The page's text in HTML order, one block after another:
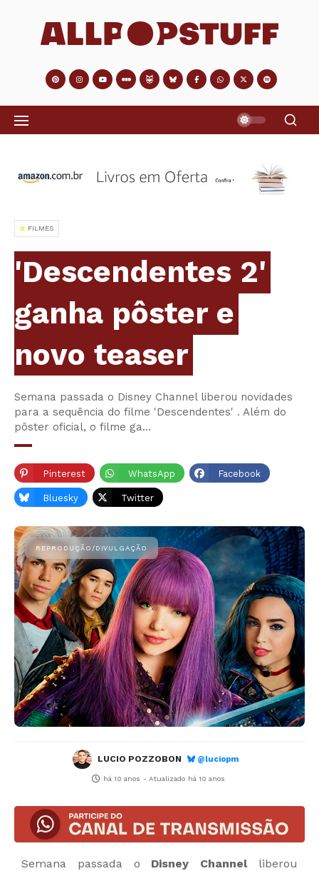
FILMES
'Descendentes 2'
ganha pôster e
novo teaser
Semana passada o Disney Channel liberou novidades
para a sequência do filme 'Descendentes' . Além do
pôster oficial, o filme ga…
Pinterest WhatsApp Facebook
Bluesky Twitter
LUCIO POZZOBON @luciopm
há 10 anos - Atualizado há 10 anos
Semana passada o Disney Channelliberou